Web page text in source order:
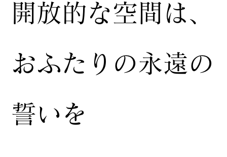
開放的な空間は、
おふたりの永遠の
誓いを